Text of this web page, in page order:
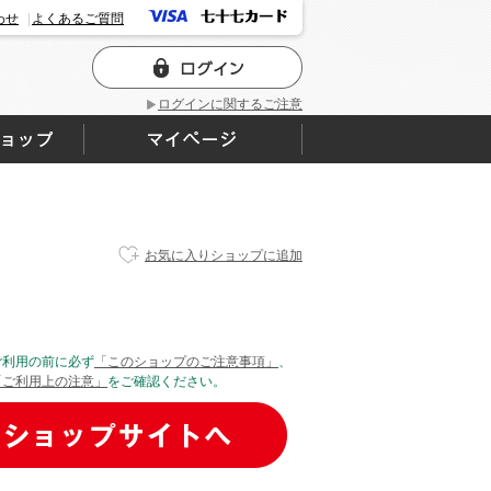
ログインに関するご注意
せ よくあるご質問
お気に入りショップに追加
利用の前に必ず 「このショップのご注意事項」 、
ご利用上の注意」 をご確認ください。